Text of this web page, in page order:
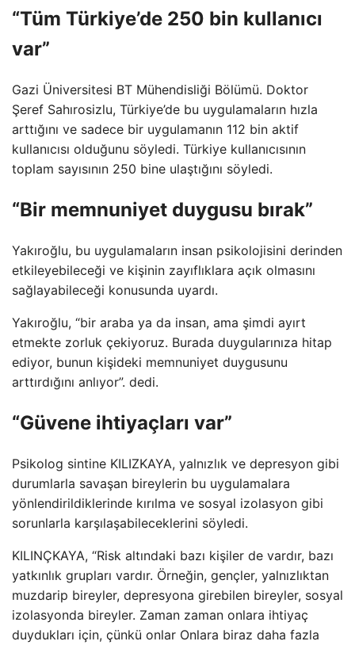
“Tüm Türkiye’de 250 bin kullanıcı
var”
Gazi Üniversitesi BT Mühendisliği Bölümü. Doktor
Şeref Sahırosizlu, Türkiye’de bu uygulamaların hızla
arttığını ve sadece bir uygulamanın 112 bin aktif
kullanıcısı olduğunu söyledi. Türkiye kullanıcısının
toplam sayısının 250 bine ulaştığını söyledi.
“Bir memnuniyet duygusu bırak”
Yakıroğlu, bu uygulamaların insan psikolojisini derinden
etkileyebileceği ve kişinin zayıflıklara açık olmasını
sağlayabileceği konusunda uyardı.
Yakıroğlu, “bir araba ya da insan, ama şimdi ayırt
etmekte zorluk çekiyoruz. Burada duygularınıza hitap
ediyor, bunun kişideki memnuniyet duygusunu
arttırdığını anlıyor”. dedi.
“Güvene ihtiyaçları var”
Psikolog sintine KILIZKAYA, yalnızlık ve depresyon gibi
durumlarla savaşan bireylerin bu uygulamalara
yönlendirildiklerinde kırılma ve sosyal izolasyon gibi
sorunlarla karşılaşabileceklerini söyledi.
KILINÇKAYA, “Risk altındaki bazı kişiler de vardır, bazı
yatkınlık grupları vardır. Örneğin, gençler, yalnızlıktan
muzdarip bireyler, depresyona girebilen bireyler, sosyal
izolasyonda bireyler. Zaman zaman onlara ihtiyaç
duydukları için, çünkü onlar Onlara biraz daha fazla